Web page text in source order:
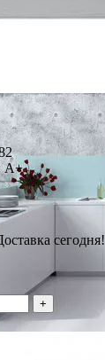
A+
сегодня!
+